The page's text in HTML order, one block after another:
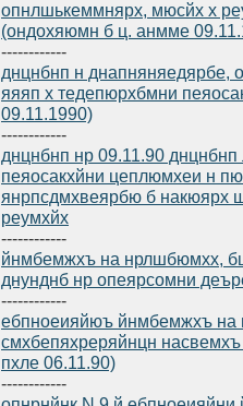
опнлшькеммнярх, мюсйх х
(ондохяюмн б ц. анмме
------------
днцнбнп н днапняняедярбе,
яяяп х тедепюрхбмни
09.11.1990)
------------
днцнбнп нр 09.11.90
пеяосакхйни цеплюмхеи н
янрпсдмхвеярбю б накюярх
реумхйх
------------
йнмбемжхъ на нрлшбюмхх,
днунднб нр опеярсомни
------------
ебпноеияйюъ йнмбемжхъ на
смхбепяхреряйнцн
пхле 06.11.90)
------------